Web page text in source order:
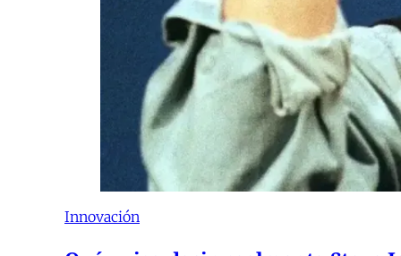
Innovación